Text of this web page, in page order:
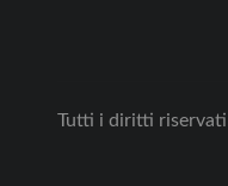
Tutti i diritti riservati